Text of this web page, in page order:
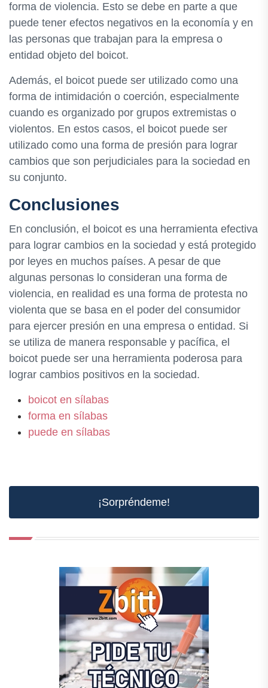
forma de violencia. Esto se debe en parte a que
puede tener efectos negativos en la economía y en
las personas que trabajan para la empresa o
entidad objeto del boicot.
Además, el boicot puede ser utilizado como una
forma de intimidación o coerción, especialmente
cuando es organizado por grupos extremistas o
violentos. En estos casos, el boicot puede ser
utilizado como una forma de presión para lograr
cambios que son perjudiciales para la sociedad en
su conjunto.
Conclusiones
En conclusión, el boicot es una herramienta efectiva
para lograr cambios en la sociedad y está protegido
por leyes en muchos países. A pesar de que
algunas personas lo consideran una forma de
violencia, en realidad es una forma de protesta no
violenta que se basa en el poder del consumidor
para ejercer presión en una empresa o entidad. Si
se utiliza de manera responsable y pacífica, el
boicot puede ser una herramienta poderosa para
lograr cambios positivos en la sociedad.
boicot en sílabas
forma en sílabas
puede en sílabas
¡Sorpréndeme!